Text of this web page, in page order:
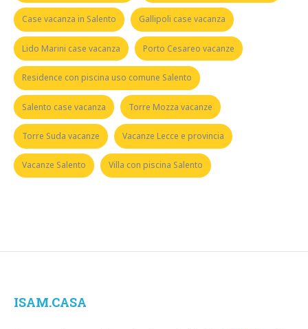
Case vacanza in Salento Gallipoli case vacanza
Lido Marini case vacanza Porto Cesareo vacanze
Residence con piscina uso comune Salento
Salento case vacanza Torre Mozza vacanze
Torre Suda vacanze Vacanze Lecce e provincia
Vacanze Salento Villa con piscina Salento
ISAM.CASA